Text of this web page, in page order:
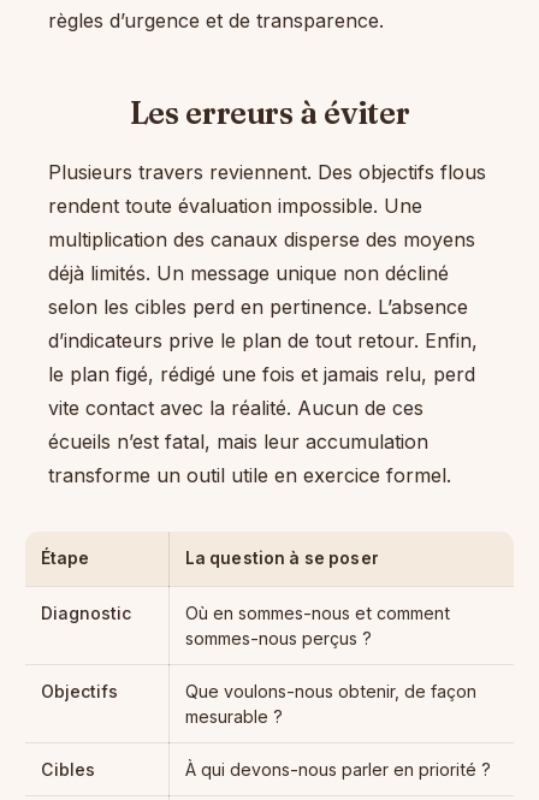
règles d’urgence et de transparence.
Les erreurs à éviter
Plusieurs travers reviennent. Des objectifs flous
rendent toute évaluation impossible. Une
multiplication des canaux disperse des moyens
déjà limités. Un message unique non décliné
selon les cibles perd en pertinence. L’absence
d’indicateurs prive le plan de tout retour. Enfin,
le plan figé, rédigé une fois et jamais relu, perd
vite contact avec la réalité. Aucun de ces
écueils n’est fatal, mais leur accumulation
transforme un outil utile en exercice formel.
Étape La question à se poser
Diagnostic
Où en sommes-nous et comment
sommes-nous perçus ?
Objectifs
Que voulons-nous obtenir, de façon
mesurable ?
Cibles À qui devons-nous parler en priorité ?